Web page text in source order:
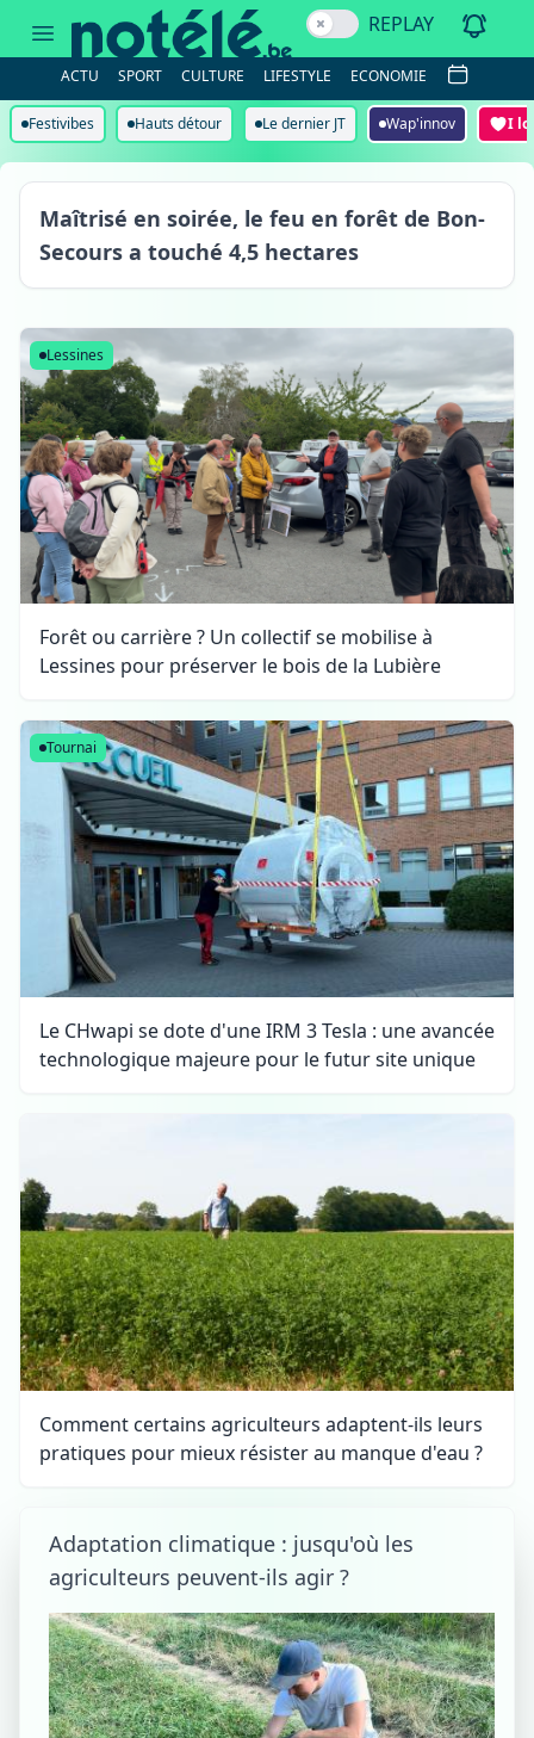
REPLAY
ACTU SPORT CULTURE LIFESTYLE ECONOMIE
Festivibes Hauts détour Le dernier JT Wap'innov I
Bon-Secours
Maîtrisé en soirée, le feu en forêt de Bon-
Secours a touché 4,5 hectares
Lessines
Forêt ou carrière ? Un collectif se mobilise à
Lessines pour préserver le bois de la Lubière
Tournai
Le CHwapi se dote d'une IRM 3 Tesla : une avancée
technologique majeure pour le futur site unique
Comment certains agriculteurs adaptent-ils leurs
pratiques pour mieux résister au manque d'eau ?
Adaptation climatique : jusqu'où les
agriculteurs peuvent-ils agir ?